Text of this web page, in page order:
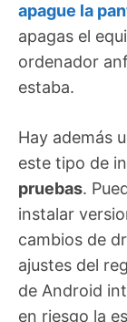
apague la
apagas el
ordenador
estaba.
Hay además
este tipo de
pruebas.
instalar
cambios de
ajustes del
de Android
en riesgo la